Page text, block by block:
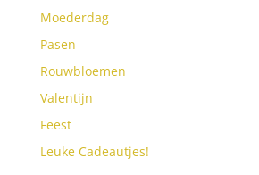
Moederdag
Pasen
Rouwbloemen
Valentijn
Feest
Leuke Cadeautjes!